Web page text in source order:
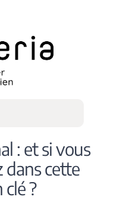
: et si vous
dans cette
?